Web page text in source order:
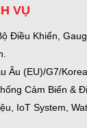
VỤ
Điều Khiển,
Âu (EU)/G7/Korea.
Cảm Biến &
IoT System,